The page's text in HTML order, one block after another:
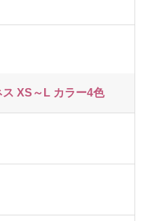
XS～L カラー4色